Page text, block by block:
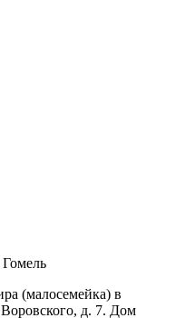
Гомель
(малосемейка) в
д. 7. Дом